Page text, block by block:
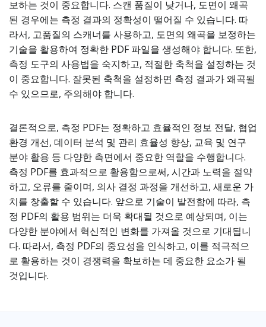
보하는 것이 중요합니다. 스캔 품질이 낮거나, 도면이 왜곡
된 경우에는 측정 결과의 정확성이 떨어질 수 있습니다. 따
라서, 고품질의 스캐너를 사용하고, 도면의 왜곡을 보정하는
기술을 활용하여 정확한 PDF 파일을 생성해야 합니다. 또한,
측정 도구의 사용법을 숙지하고, 적절한 축척을 설정하는 것
이 중요합니다. 잘못된 축척을 설정하면 측정 결과가 왜곡될
수 있으므로, 주의해야 합니다.
결론적으로, 측정 PDF는 정확하고 효율적인 정보 전달, 협업
환경 개선, 데이터 분석 및 관리 효율성 향상, 교육 및 연구
분야 활용 등 다양한 측면에서 중요한 역할을 수행합니다.
측정 PDF를 효과적으로 활용함으로써, 시간과 노력을 절약
하고, 오류를 줄이며, 의사 결정 과정을 개선하고, 새로운 가
치를 창출할 수 있습니다. 앞으로 기술이 발전함에 따라, 측
정 PDF의 활용 범위는 더욱 확대될 것으로 예상되며, 이는
다양한 분야에서 혁신적인 변화를 가져올 것으로 기대됩니
다. 따라서, 측정 PDF의 중요성을 인식하고, 이를 적극적으
로 활용하는 것이 경쟁력을 확보하는 데 중요한 요소가 될
것입니다.